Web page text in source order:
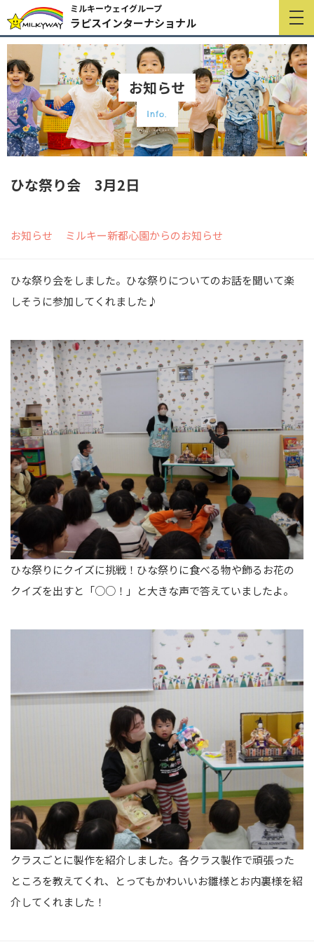
ミルキーウェイグループ
ラピスインターナショナル
お知らせ
Info.
ひな祭り会 3月2日
お知らせ ミルキー新都心園からのお知らせ
ひな祭り会をしました。ひな祭りについてのお話を聞いて楽
しそうに参加してくれました♪
ひな祭りにクイズに挑戦！ひな祭りに食べる物や飾るお花の
クイズを出すと「○○！」と大きな声で答えていましたよ。
クラスごとに製作を紹介しました。各クラス製作で頑張った
ところを教えてくれ、とってもかわいいお雛様とお内裏様を紹
介してくれました！